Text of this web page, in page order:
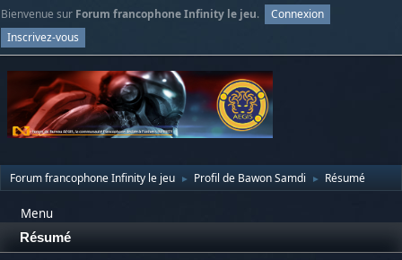
Bienvenue sur Forum francophone Infinity le jeu.
Connexion
Inscrivez-vous
Forum francophone Infinity le jeu ► Profil de Bawon Samdi ► Résumé
Menu
Résumé